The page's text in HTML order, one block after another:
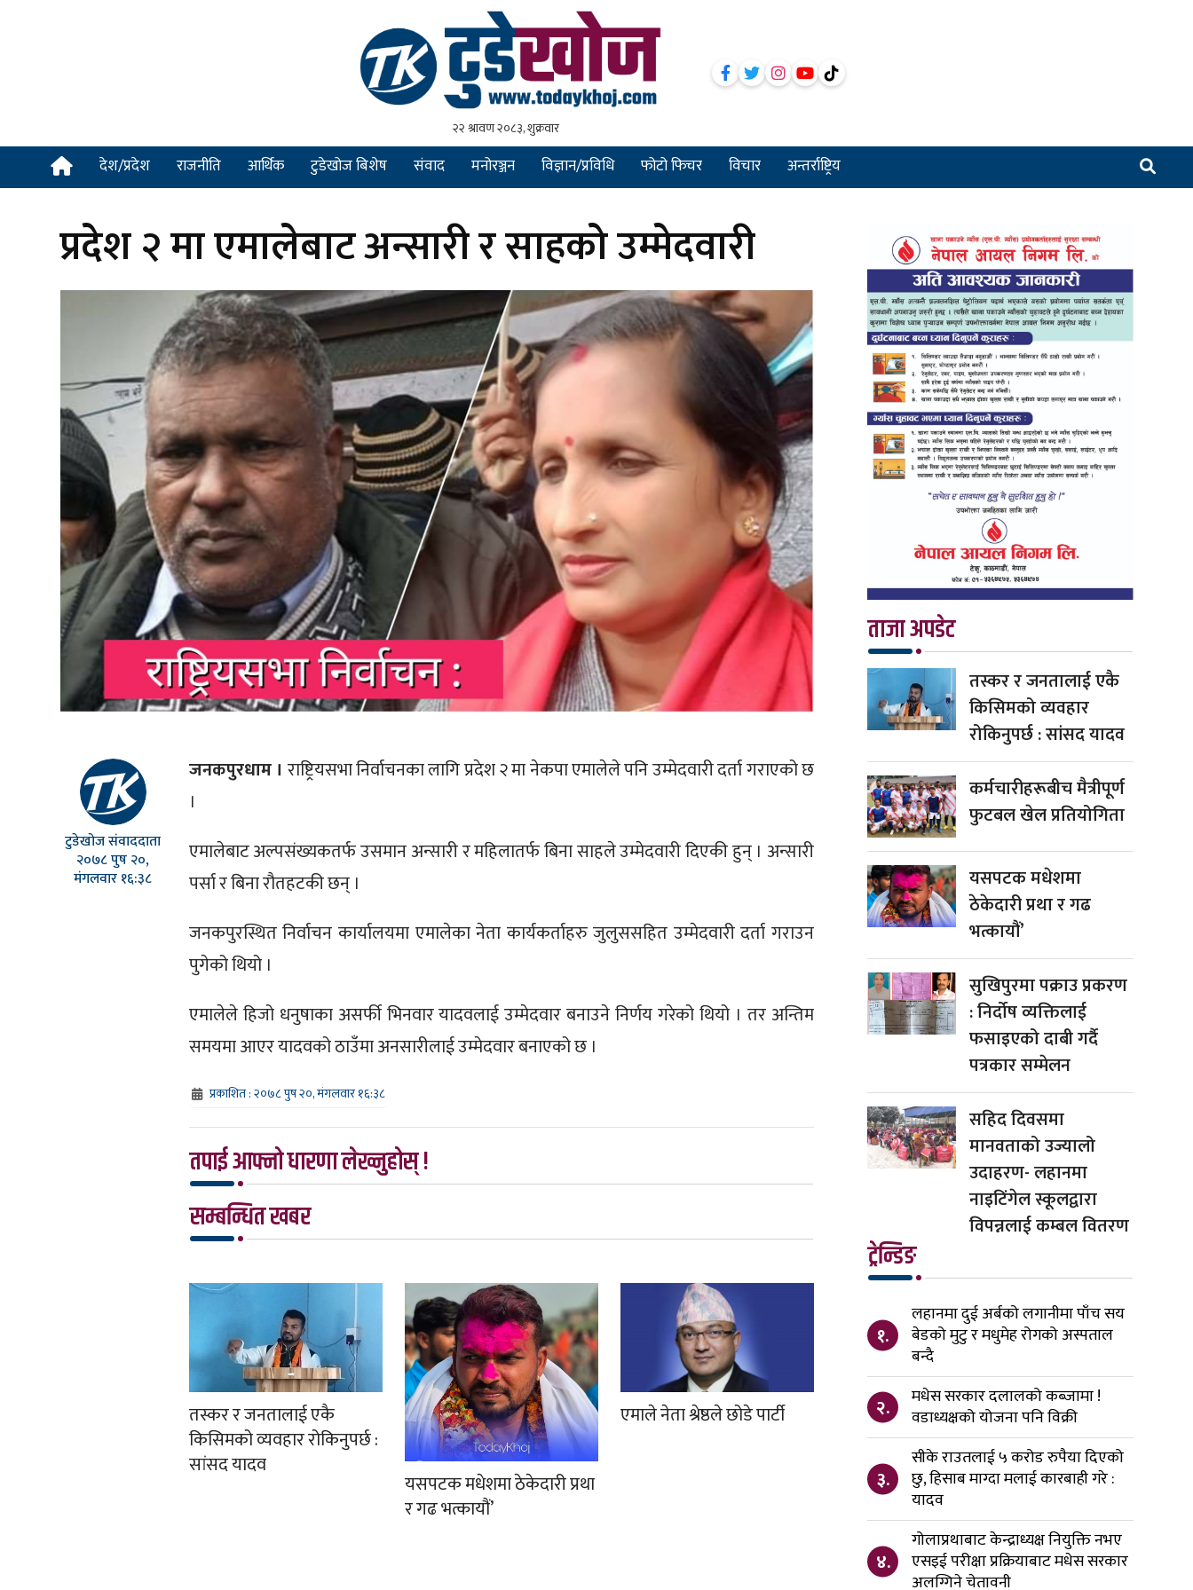
देश/प्रदेश राजनीति आर्थिक टुडेखोज बिशेष संवाद मनोरञ्जन विज्ञान/प्रविधि फोटो फिचर विचार अन्तर्राष्ट्रिय
प्रदेश २ मा एमालेबाट अन्सारी र साहको उम्मेदवारी
टुडेखोज संवाददाता
२०७८ पुष २०,
मंगलवार १६:३८
जनकपुरधाम । राष्ट्रियसभा निर्वाचनका लागि प्रदेश २ मा नेकपा एमालेले पनि उम्मेदवारी दर्ता गराएको छ
।
एमालेबाट अल्पसंख्यकतर्फ उसमान अन्सारी र महिलातर्फ बिना साहले उम्मेदवारी दिएकी हुन् । अन्सारी
पर्सा र बिना रौतहटकी छन् ।
जनकपुरस्थित निर्वाचन कार्यालयमा एमालेका नेता कार्यकर्ताहरु जुलुससहित उम्मेदवारी दर्ता गराउन
पुगेको थियो ।
एमालेले हिजो धनुषाका असर्फी भिनवार यादवलाई उम्मेदवार बनाउने निर्णय गरेको थियो । तर अन्तिम
समयमा आएर यादवको ठाउँमा अनसारीलाई उम्मेदवार बनाएको छ ।
प्रकाशित : २०७८ पुष २०, मंगलवार १६:३८
तपाई आफ्नो धारणा लेख्नुहोस् !
सम्बन्धित खबर
तस्कर र जनतालाई एकै
किसिमको व्यवहार रोकिनुपर्छ :
सांसद यादव
यसपटक मधेशमा ठेकेदारी प्रथा
र गढ भत्कायौं’
एमाले नेता श्रेष्ठले छोडे पार्टी
ताजा अपडेट
तस्कर र जनतालाई एकै
किसिमको व्यवहार
रोकिनुपर्छ : सांसद यादव
कर्मचारीहरूबीच मैत्रीपूर्ण
फुटबल खेल प्रतियोगिता
यसपटक मधेशमा
ठेकेदारी प्रथा र गढ
भत्कायौं’
सुखिपुरमा पक्राउ प्रकरण
: निर्दोष व्यक्तिलाई
फसाइएको दाबी गर्दै
पत्रकार सम्मेलन
सहिद दिवसमा
मानवताको उज्यालो
उदाहरण- लहानमा
नाइटिंगेल स्कूलद्वारा
विपन्नलाई कम्बल वितरण
ट्रेन्डिङ
१.
लहानमा दुई अर्बको लगानीमा पाँच सय
बेडको मुटु र मधुमेह रोगको अस्पताल
बन्दै
२.
मधेस सरकार दलालको कब्जामा !
वडाध्यक्षको योजना पनि विक्री
३.
सीके राउतलाई ५ करोड रुपैया दिएको
छु, हिसाब माग्दा मलाई कारबाही गरे :
यादव
४.
गोलाप्रथाबाट केन्द्राध्यक्ष नियुक्ति नभए
एसइई परीक्षा प्रक्रियाबाट मधेस सरकार
अलग्गिने चेतावनी